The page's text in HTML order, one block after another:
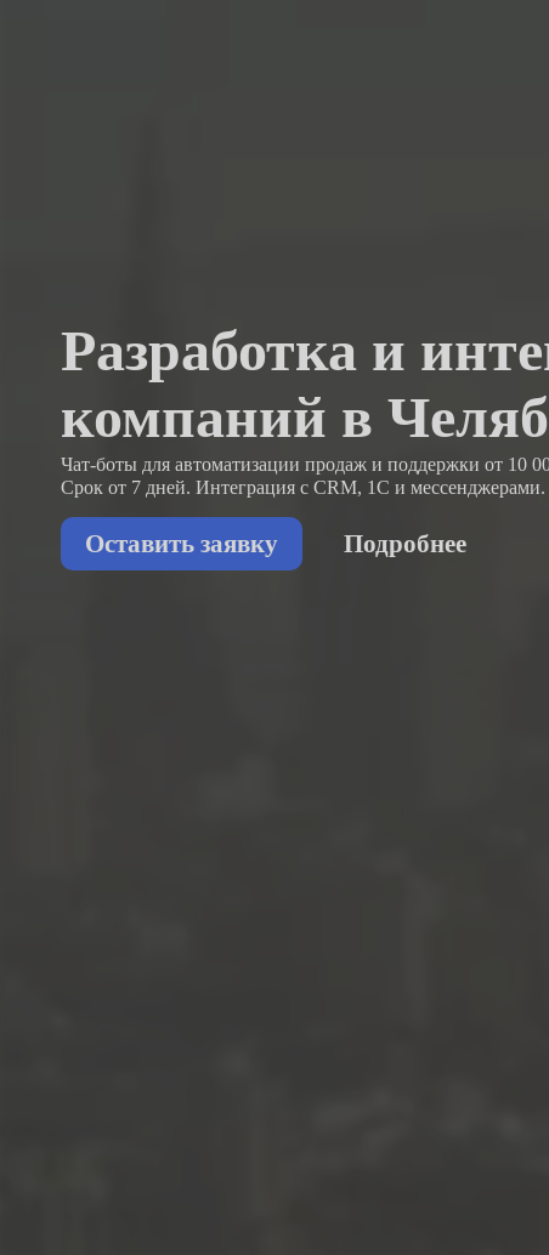
Разработка и
компаний в
Чат-боты для автоматизации продаж и поддержки от 10
Срок от 7 дней. Интеграция с CRM, 1С и мессенджерами.
Оставить заявку Подробнее